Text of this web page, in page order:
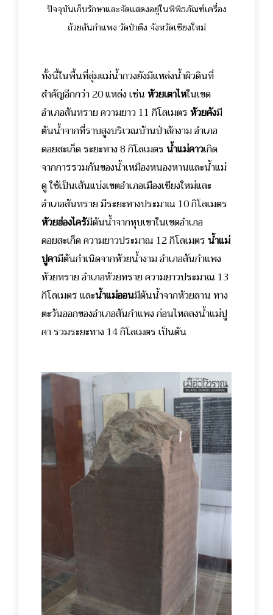
ปัจจุบันเก็บรักษาและจัดแสดงอยู่ในพิพิธภัณฑ์เครื่อง
ถ้วยสันกำแพง วัดป่าตึง จังหวัดเชียงใหม่
ทั้งนี้ในพื้นที่ลุ่มแม่น้ำกวงยังมีแหล่งน้ำผิวดินที่
สำคัญอีกกว่า 20 แหล่ง เช่นห้วยเตาไหในเขต
อำเภอสันทราย ความยาว 11 กิโลเมตรห้วยคังมี
ต้นน้ำจากที่ราบสูงบริเวณบ้านป่าสักงาม อำเภอ
ดอยสะเก็ด ระยะทาง 8 กิโลเมตรน้ำแม่คาวเกิด
จากการรวมกันของน้ำเหมืองหนองหานและน้ำแม่
ดู ใช้เป็นเส้นแบ่งเขตอำเภอเมืองเชียงใหม่และ
อำเภอสันทราย มีระยะทางประมาณ 10 กิโลเมตร
ห้วยฮ่องไคร้มีต้นน้ำจากหุบเขาในเขตอำเภอ
ดอยสะเก็ด ความยาวประมาณ 12 กิโลเมตรน้ำแม่
ปูคามีต้นกำเนิดจากห้วยน้ำงาม อำเภอสันกำแพง
ห้วยทราย อำเภอห้วยทราย ความยาวประมาณ 13
กิโลเมตร และน้ำแม่ออนมีต้นน้ำจากห้วยลาน ทาง
ตะวันออกของอำเภอสันกำแพง ก่อนไหลลงน้ำแม่ปู
คา รวมระยะทาง 14 กิโลเมตร เป็นต้น